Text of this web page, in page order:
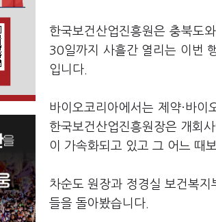
한국보건산업진흥원은 충북도
30일까지 사흘간 열리는 이번
입니다.
바이오코리아에서는 제약·바
한국보건산업진흥원장은 개회
이 가속화되고 있고 그 어느 때
차순도 원장과 정경실 보건복
들을 돌아봤습니다.